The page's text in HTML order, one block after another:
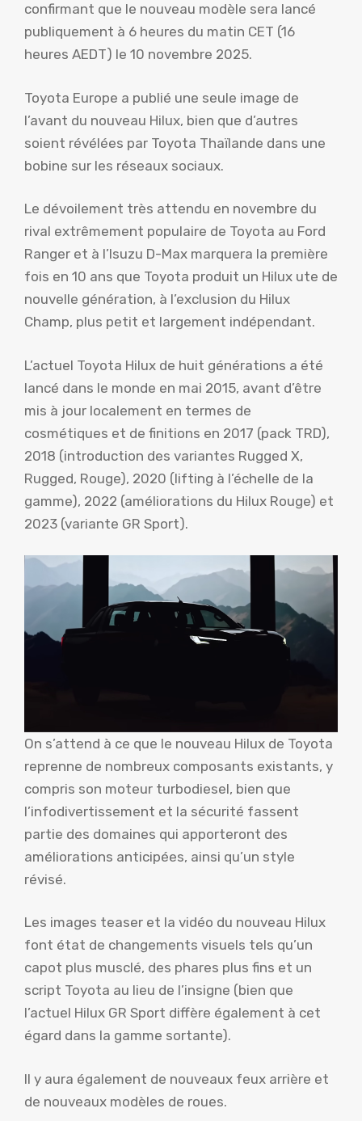
confirmant que le nouveau modèle sera lancé
publiquement à 6 heures du matin CET (16
heures AEDT) le 10 novembre 2025.
Toyota Europe a publié une seule image de
l’avant du nouveau Hilux, bien que d’autres
soient révélées par Toyota Thaïlande dans une
bobine sur les réseaux sociaux.
Le dévoilement très attendu en novembre du
rival extrêmement populaire de Toyota au Ford
Ranger et à l’Isuzu D-Max marquera la première
fois en 10 ans que Toyota produit un Hilux ute de
nouvelle génération, à l’exclusion du Hilux
Champ, plus petit et largement indépendant.
L’actuel Toyota Hilux de huit générations a été
lancé dans le monde en mai 2015, avant d’être
mis à jour localement en termes de
cosmétiques et de finitions en 2017 (pack TRD),
2018 (introduction des variantes Rugged X,
Rugged, Rouge), 2020 (lifting à l’échelle de la
gamme), 2022 (améliorations du Hilux Rouge) et
2023 (variante GR Sport).
On s’attend à ce que le nouveau Hilux de Toyota
reprenne de nombreux composants existants, y
compris son moteur turbodiesel, bien que
l’infodivertissement et la sécurité fassent
partie des domaines qui apporteront des
améliorations anticipées, ainsi qu’un style
révisé.
Les images teaser et la vidéo du nouveau Hilux
font état de changements visuels tels qu’un
capot plus musclé, des phares plus fins et un
script Toyota au lieu de l’insigne (bien que
l’actuel Hilux GR Sport diffère également à cet
égard dans la gamme sortante).
Il y aura également de nouveaux feux arrière et
de nouveaux modèles de roues.